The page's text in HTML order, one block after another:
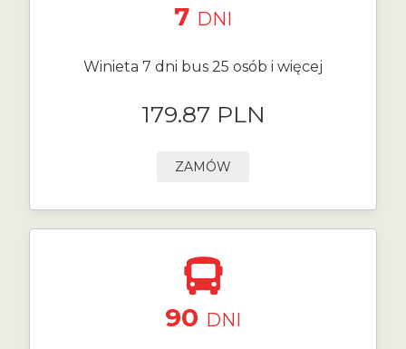
7 DNI
Winieta 7 dni bus 25 osób i więcej
179.87 PLN
ZAMÓW
90 DNI